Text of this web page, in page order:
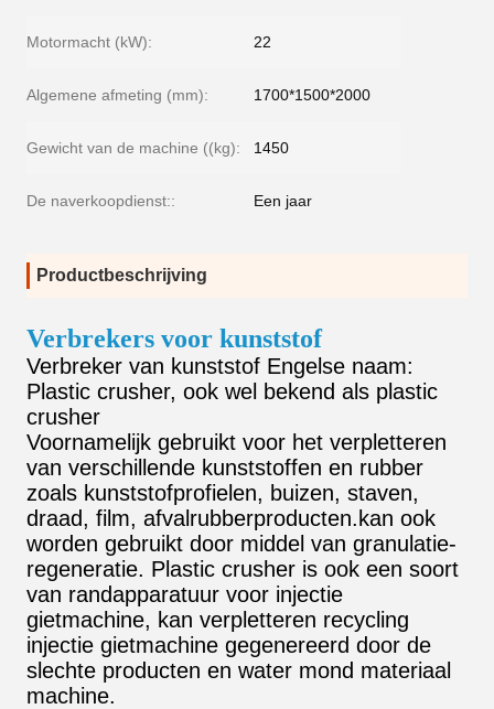
Motormacht (kW): 22
Algemene afmeting (mm): 1700*1500*2000
Gewicht van de machine ((kg): 1450
De naverkoopdienst:: Een jaar
Productbeschrijving
Verbrekers voor kunststof
Verbreker van kunststof Engelse naam:
Plastic crusher, ook wel bekend als plastic
crusher
Voornamelijk gebruikt voor het verpletteren
van verschillende kunststoffen en rubber
zoals kunststofprofielen, buizen, staven,
draad, film, afvalrubberproducten.kan ook
worden gebruikt door middel van granulatie-
regeneratie. Plastic crusher is ook een soort
van randapparatuur voor injectie
gietmachine, kan verpletteren recycling
injectie gietmachine gegenereerd door de
slechte producten en water mond materiaal
machine.